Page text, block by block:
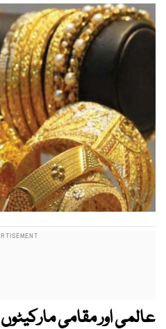
عالمی اور مقامی